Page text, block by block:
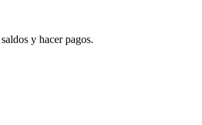
y hacer pagos.